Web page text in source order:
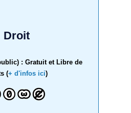
Droit
: Gratuit et Libre de
(+ d'infos ici)